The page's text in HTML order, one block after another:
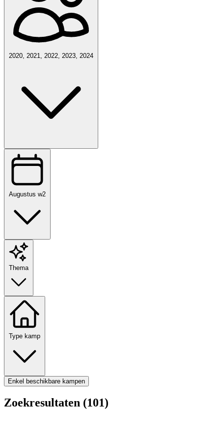
2020, 2021, 2022, 2023, 2024
Augustus w2
Thema
Type kamp
Enkel beschikbare kampen
Zoekresultaten (101)